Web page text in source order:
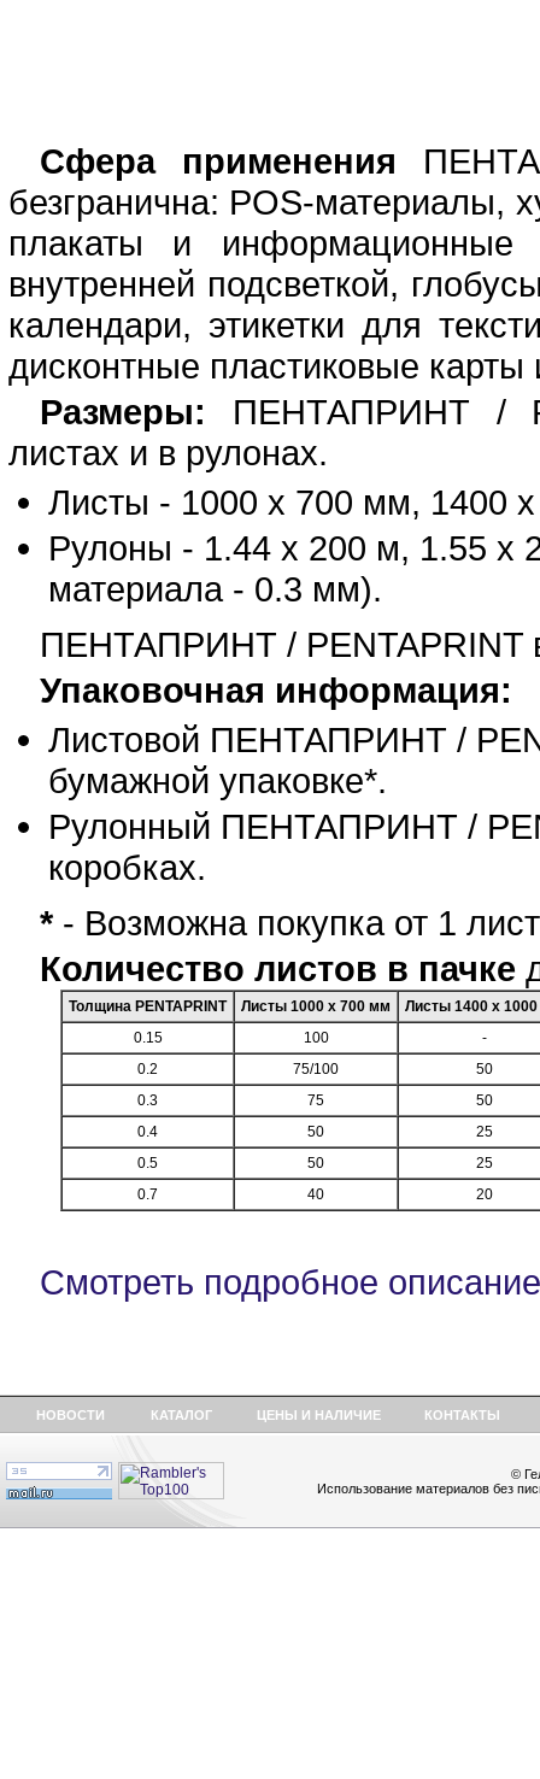
Сфера применения
безгранична: POS-материалы,
плакаты и
внутренней подсветкой,
календари, этикетки для
дисконтные пластиковые карты
Размеры:
ПЕНТАПРИНТ /
листах и в рулонах.
Листы - 1000 х 700 мм, 1400
Рулоны - 1.44 х 200 м, 1.55 х
материала - 0.3 мм).
ПЕНТАПРИНТ / PENTAPRINT в
Упаковочная информация:
Листовой ПЕНТАПРИНТ /
бумажной упаковке*.
Рулонный ПЕНТАПРИНТ /
коробках.
* - Возможна покупка от 1
Количество листов в пачке
Толщина PENTAPRINT Листы 1000 х 700 мм
Листы 1400 х
0.15
100
-
0.2
75/100
50
0.3
75
50
0.4
50
25
0.5
50
25
0.7
40 20
Смотреть подробное
НОВОСТИ КАТАЛОГ ЦЕНЫ И НАЛИЧИЕ КОНТАКТЫ
©
Использование материалов без